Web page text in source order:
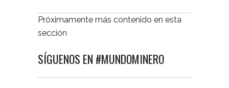
Próximamente más contenido en esta
sección
SÍGUENOS EN #MUNDOMINERO